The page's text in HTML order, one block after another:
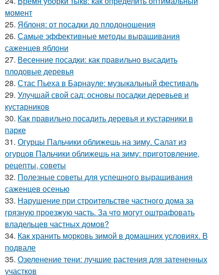
момент
25. Яблоня: от посадки до плодоношения
26. Самые эффективные методы выращивания
саженцев яблони
27. Весенние посадки: как правильно высадить
плодовые деревья
28. Стас Пьеха в Барнауле: музыкальный фестиваль
29. Улучшай свой сад: основы посадки деревьев и
кустарников
30. Как правильно посадить деревья и кустарники в
парке
31. Огурцы Пальчики оближешь на зиму. Салат из
огурцов Пальчики оближешь на зиму: приготовление,
рецепты, советы
32. Полезные советы для успешного выращивания
саженцев осенью
33. Нарушение при строительстве частного дома за
грязную проезжую часть. За что могут оштрафовать
владельцев частных домов?
34. Как хранить морковь зимой в домашних условиях. В
подвале
35. Озеленение тени: лучшие растения для затененных
участков